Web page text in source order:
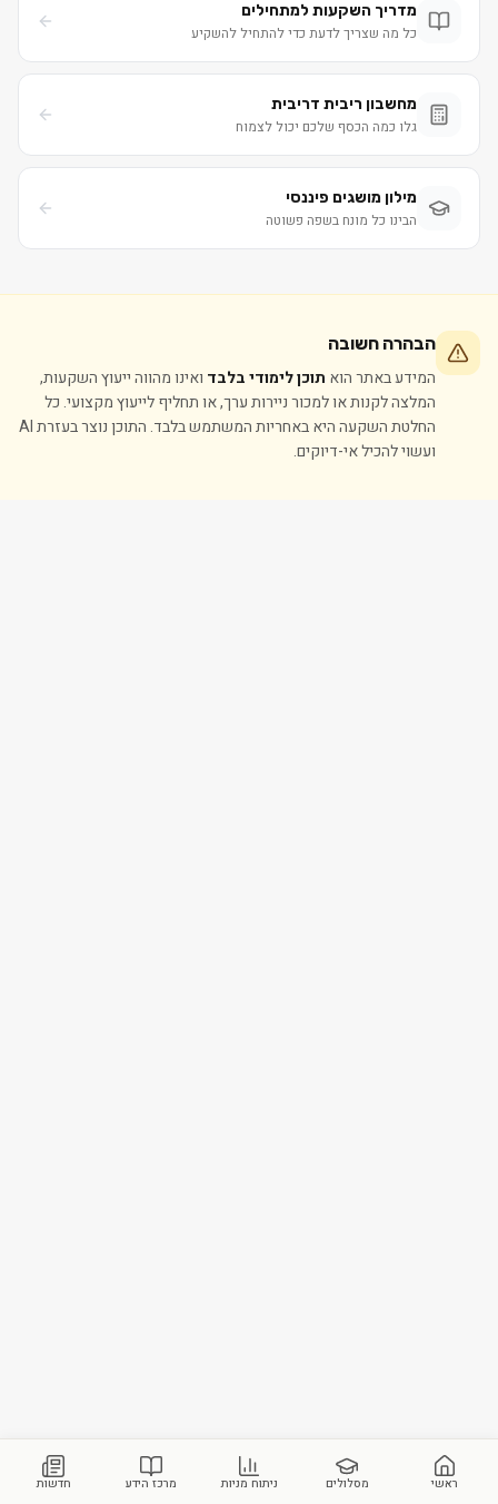
מדריך השקעות למתחילים
כל מה שצריך לדעת כדי להתחיל להשקיע
מחשבון ריבית דריבית
גלו כמה הכסף שלכם יכול לצמוח
מילון מושגים פיננסי
הבינו כל מונח בשפה פשוטה
הבהרה חשובה
המידע באתר הוא תוכן לימודי בלבד ואינו מהווה ייעוץ השקעות,
המלצה לקנות או למכור ניירות ערך, או תחליף לייעוץ מקצועי. כל
החלטת השקעה היא באחריות המשתמש בלבד. התוכן נוצר בעזרת AI
ועשוי להכיל אי-דיוקים.
ראשי מסלולים ניתוח מניות מרכז הידע חדשות